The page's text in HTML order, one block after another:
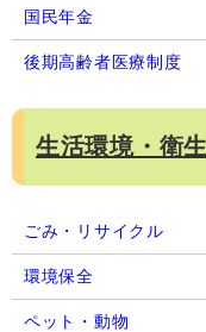
国民年金
後期高齢者医療制度
生活環境・衛生
ごみ・リサイクル
環境保全
ペット・動物